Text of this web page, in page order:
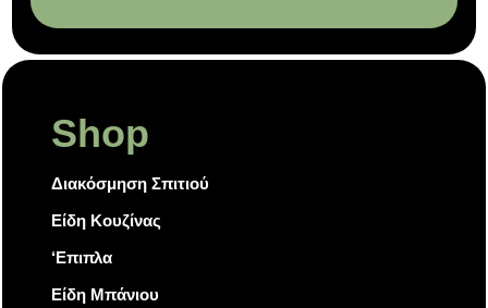
Shop
Διακόσμηση Σπιτιού
Είδη Κουζίνας
‘Επιπλα
Είδη Μπάνιου